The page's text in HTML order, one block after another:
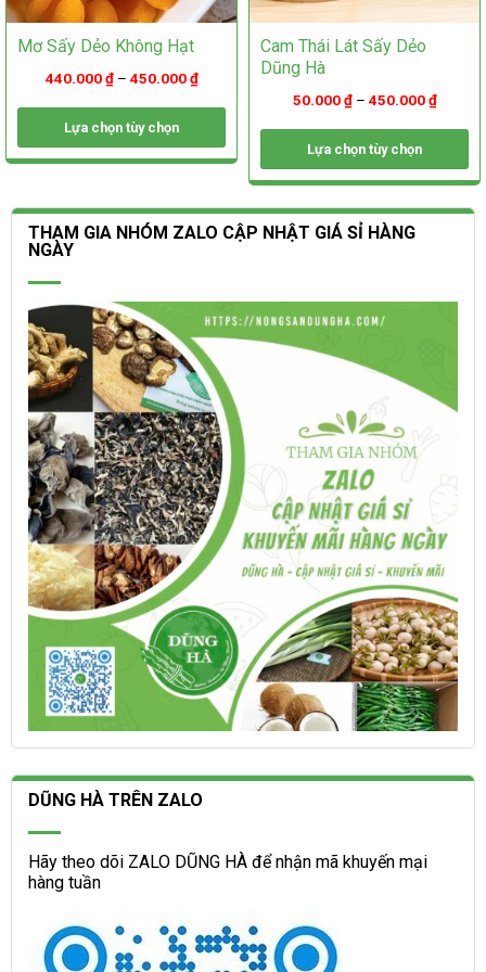
Mơ Sấy Dẻo Không Hạt
440.000₫– 450.000₫
Lựa chọn tùy chọn
Sản
có
nhiều
biến
thể.
Các
tùy
chọn
có
thể
được
chọn
trên
trang
sản
phẩm
Cam Thái Lát Sấy Dẻo
Dũng Hà
50.000₫– 450.000₫
Lựa chọn tùy chọn
Sản
này
có
thể.
Các
tùy
được
chọn
trang
sản
phẩm
THAM GIA NHÓM ZALO CẬP NHẬT GIÁ SỈ HÀNG
NGÀY
DŨNG HÀ TRÊN ZALO
Hãy theo dõi ZALO DŨNG HÀ để nhận mã khuyến mại
hàng tuần